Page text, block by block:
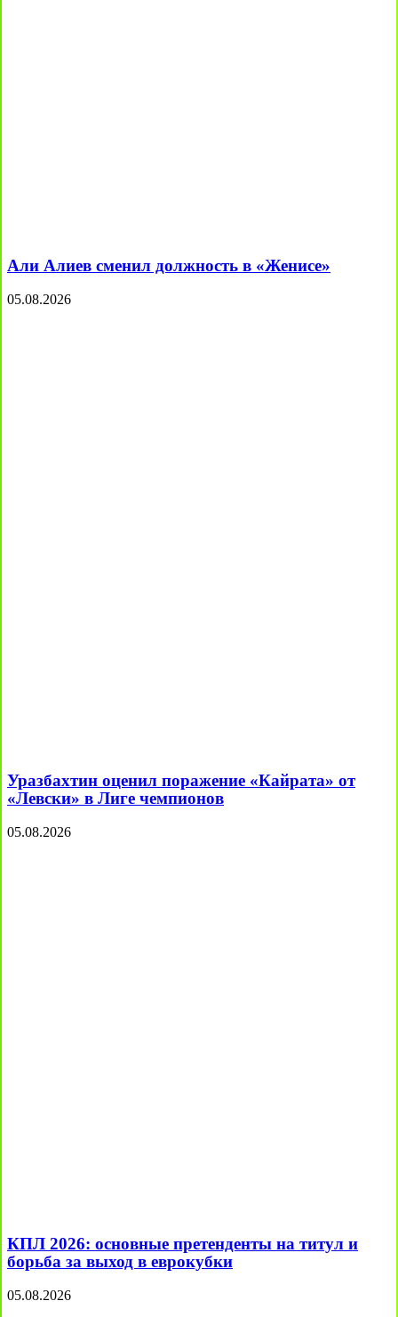
Али Алиев сменил должность в «Женисе»
05.08.2026
Уразбахтин оценил поражение «Кайрата» от
«Левски» в Лиге чемпионов
05.08.2026
КПЛ 2026: основные претенденты на титул и
борьба за выход в еврокубки
05.08.2026